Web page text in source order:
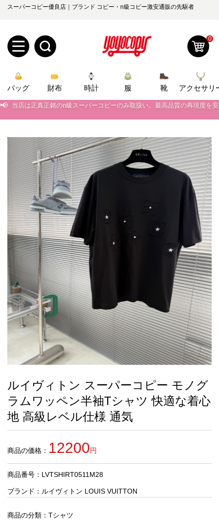
スーパーコピー優良店｜ブランド コピー・n級コピー激安通販の先駆者
規
ユ
ザ
ー
登
録
ロ
グ
ン
オ
ー
ダ
ー
管
理
お
知
ら
せ
yoyocopys@gmail.com
2026人気特集
バッグ
財布
時計
服
ズボン
衣装セット
靴
住まい用品
アクセサリー
ベルト
スカーフ
アイフォーンケ
ース
小物
新
お
す
す
め
商
人
気
商
0
バッグ 財布 時計 服 靴
アクセサリ
📢 当店は正真正銘のn級スーパーコピーのみ取扱い。最高品質の再現度を
2026春の新作続々更新中！期間中のご注文でお得な割引をご利用いただ
新作入荷！ルイ・ヴィトンスーパーコピー バッグ最新モデルが登場。
ルイヴィトン スーパーコピー モノグ
ラムワッペン半袖Tシャツ 快適な着心
地 高級レベル仕様 通気
商品の価格： 12200円
商品番号：LVTSHIRT0511M28
ブランド： ルイヴィトン LOUIS VUITTON
商品の分類： Tシャツ